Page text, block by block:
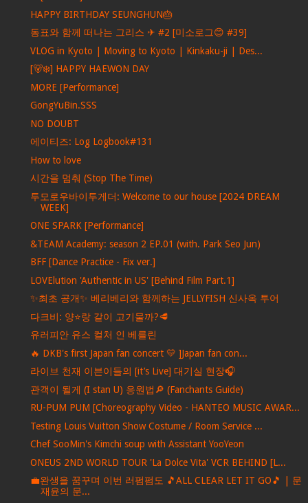
HAPPY BIRTHDAY SEUNGHUN🎂
동표와 함께 떠나는 그리스 ✈ #2 [미소로그😊 #39]
VLOG in Kyoto | Moving to Kyoto | Kinkaku-ji | Des...
[🐻‍❄️] HAPPY HAEWON DAY
MORE [Performance]
GongYuBin.SSS
NO DOUBT
에이티즈: Log Logbook#131
How to love
시간을 멈춰 (Stop The Time)
투모로우바이투게더: Welcome to our house [2024 DREAM
WEEK]
ONE SPARK [Performance]
&TEAM Academy: season 2 EP.01 (with. Park Seo Jun)
BFF [Dance Practice - Fix ver.]
LOVElution 'Authentic in US' [Behind Film Part.1]
✨최초 공개✨ 베리베리와 함께하는 JELLYFISH 신사옥 투어
다크비: 양⭐️랑 같이 고기물까?🥩
유러피안 유스 컬처 인 베를린
🔥 DKB's first Japan fan concert 💛 ]Japan fan con...
라이브 천재 이븐이들의 [it’s Live] 대기실 현장🎧
관객이 될게 (I stan U) 응원법🔎 (Fanchants Guide)
RU-PUM PUM [Choreography Video - HANTEO MUSIC AWAR...
Testing Louis Vuitton Show Costume / Room Service ...
Chef SooMin's Kimchi soup with Assistant YooYeon
ONEUS 2ND WORLD TOUR 'La Dolce Vita' VCR BEHIND [L...
💼완생을 꿈꾸며 이번 러펌펌도 🎵ALL CLEAR LET IT GO🎵 | 문
재윤의 문...